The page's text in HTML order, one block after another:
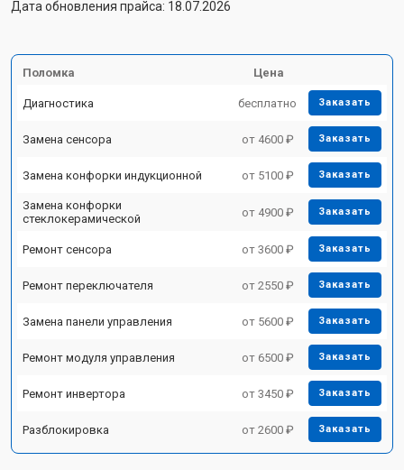
Дата обновления прайса: 18.07.2026
Поломка Цена
Диагностика бесплатно Заказать
Замена сенсора от 4600 ₽ Заказать
Замена конфорки индукционной от 5100 ₽ Заказать
Замена конфорки
стеклокерамической
от 4900 ₽ Заказать
Ремонт сенсора от 3600 ₽ Заказать
Ремонт переключателя от 2550 ₽ Заказать
Замена панели управления от 5600 ₽ Заказать
Ремонт модуля управления от 6500 ₽ Заказать
Ремонт инвертора от 3450 ₽ Заказать
Разблокировка от 2600 ₽ Заказать